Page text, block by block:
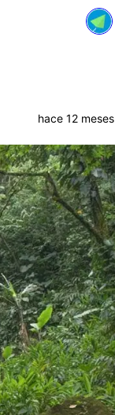
hace 12 meses